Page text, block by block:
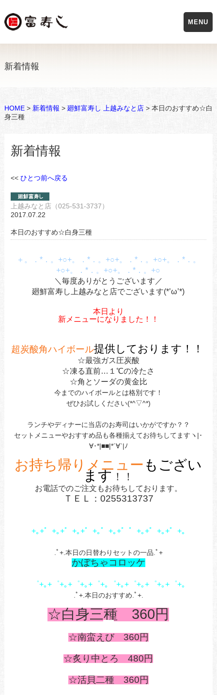
新着情報
HOME> 新着情報 > 廻鮮富寿し 上越みなと店> 本日のおすすめ☆白
身三種
新着情報
<< ひとつ前へ戻る
上越みなと店（025-531-3737）
2017.07.22
本日のおすすめ☆白身三種
＋。．*．。+○+。．*．。+○+。．*．。+○+。．*．。
+○+。．*．。+○+。．*．。+○
＼毎度ありがとうございます／
廻鮮富寿し上越みなと店でございます(*’ω’*)
本日より
新メニューになりました！！
超炭酸角ハイボール提供しております！！
☆最強ガス圧炭酸
☆凍る直前…１℃の冷たさ
☆角とソーダの黄金比
今までのハイボールとは格別です！
ぜひお試しください(*^▽^*)
ランチやディナーに当店のお寿司はいかがですか？？
セットメニューやおすすめ品も各種揃えてお待ちしてますヽ|･
∀･*|■■|*´∀`|ﾉ
お持ち帰りメニュー もござい
ます ！！
お電話でのご注文もお待ちしております。
ＴＥＬ：0255313737
+｡+゜+｡+゜+｡+゜+｡゜+｡+゜゜+｡+゜+｡+゜+｡
.ﾟ+.本日の日替わりセットの一品.ﾟ+
かぼちゃコロッケ
゜+｡+゜+｡+゜+｡+゜+｡゜+｡+゜+｡+゜+｡+゜+｡
.ﾟ+.本日のおすすめ.ﾟ+.
☆白身三種 360円
☆南蛮えび 360円
☆炙り中とろ 480円
☆活貝二種 360円
MENU